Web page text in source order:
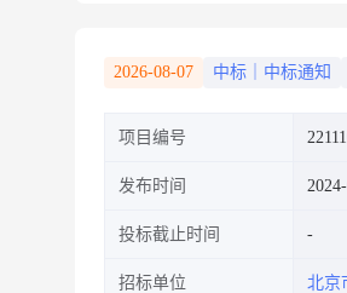
2026-08-07 中标｜中标通知
项目编号
发布时间
投标截止时间
招标单位 北京